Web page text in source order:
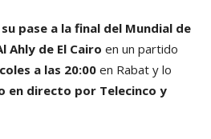
su pase a la final del Mundial de
Ahly de El Cairo en un partido
a las 20:00 en Rabat y lo
en directo por Telecinco y